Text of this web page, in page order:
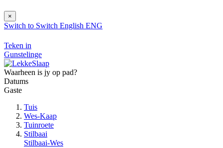
×
Switch to Switch English ENG
Teken in
Gunstelinge
Waarheen is jy op pad?
Datums
Gaste
Tuis
Wes-Kaap
Tuinroete
Stilbaai
Stilbaai-Wes